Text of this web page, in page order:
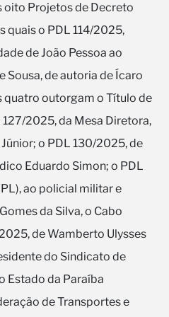
Projetos de Decreto
quais o PDL 114/2025,
de João Pessoa ao
Sousa, de autoria de Ícaro
quatro outorgam o Título de
127/2025, da Mesa Diretora,
o PDL 130/2025, de
Eduardo Simon; o PDL
ao policial militar e
da Silva, o Cabo
de Wamberto Ulysses
do Sindicato de
Estado da Paraíba
de Transportes e